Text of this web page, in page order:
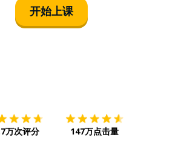
开始上课
万次评分 147万点击量